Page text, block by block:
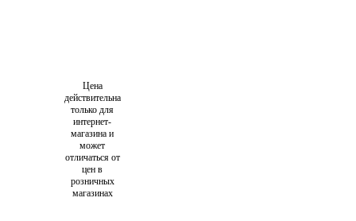
Цена
действительна
только для
интернет-
магазина и
может
отличаться от
цен в
розничных
магазинах